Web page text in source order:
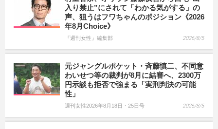
入り禁止”にされて「わかる気がする」の
声、狙うはフワちゃんのポジション《2026
年8月Choice》
『週刊女性』編集部 2026/8/5
元ジャングルポケット・斉藤慎二、不同意
わいせつ等の裁判が8月に結審へ、2300万
円示談も拒否で強まる「実刑判決の可能
性」
週刊女性2026年8月18日・25日号 2026/8/5